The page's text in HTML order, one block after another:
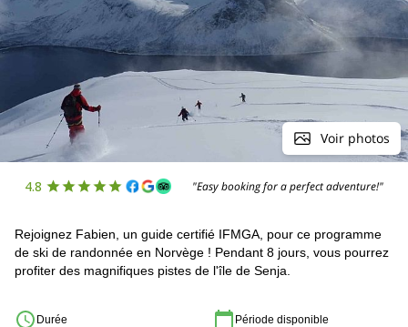
Voir photos
4.8 "Easy booking for a perfect adventure!"
Rejoignez Fabien, un guide certifié IFMGA, pour ce programme
de ski de randonnée en Norvège ! Pendant 8 jours, vous pourrez
profiter des magnifiques pistes de l'île de Senja.
Durée Période disponible